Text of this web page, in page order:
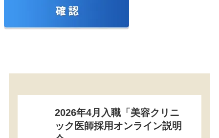
2026年4月入職「美容クリニ
ック医師採用オンライン説明